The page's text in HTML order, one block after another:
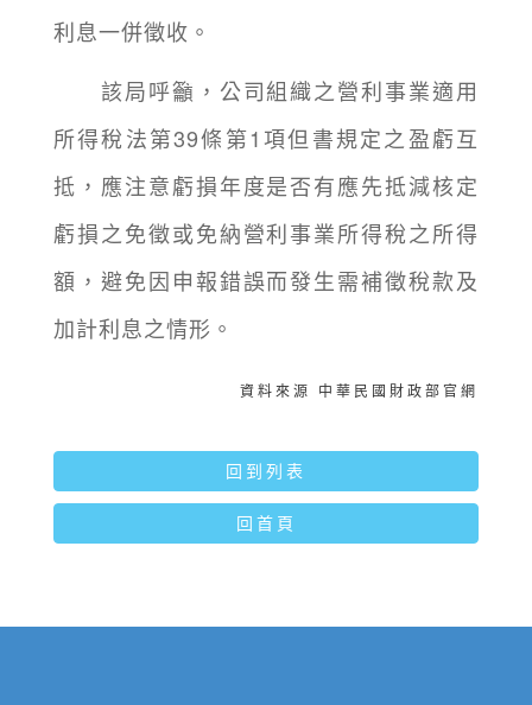
利息一併徵收。
該局呼籲，公司組織之營利事業適用
所得稅法第39條第1項但書規定之盈虧互
抵，應注意虧損年度是否有應先抵減核定
虧損之免徵或免納營利事業所得稅之所得
額，避免因申報錯誤而發生需補徵稅款及
加計利息之情形。
資料來源 中華民國財政部官網
回到列表
回首頁